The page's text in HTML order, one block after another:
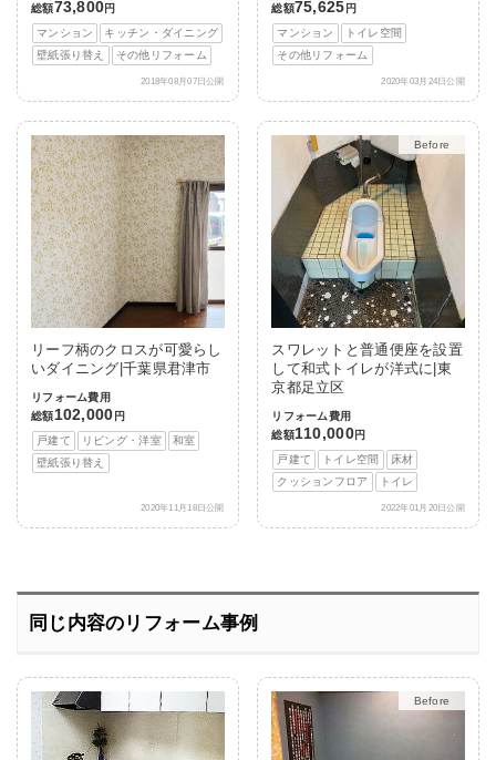
総額73,800円
マンション
キッチン・ダイニング
壁紙張り替え
その他リフォーム
2018年08月07日公開
総額75,625 円
マンション
トイレ空間
その他リフォーム
2020年03月24日公開
リーフ柄のクロスが可愛らし
いダイニング|千葉県君津市
リフォーム費用
総額102,000 円
戸建て
リビング・洋室
和室
壁紙張り替え
2020年11月18日公開
After
スワレットと普通便座を設置
して和式トイレが洋式に|東
京都足立区
リフォーム費用
総額110,000円
戸建て
トイレ空間
床材
クッションフロア
トイレ
2022年01月20日公開
同じ内容のリフォーム事例
After